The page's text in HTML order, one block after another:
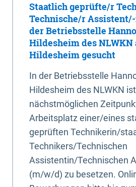
Staatlich geprüfte/r
Technische/r
der Betriebsstelle
Hildesheim des
Hildesheim gesucht
In der Betriebsstelle
Hildesheim des NLWKN
nächstmöglichen
Arbeitsplatz einer/eines
geprüften Technikerin/
Technikers/Technischen
Assistentin/Technischen
(m/w/d) zu besetzen.